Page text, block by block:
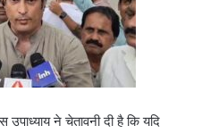
उपाध्याय ने चेतावनी दी है कि यदि